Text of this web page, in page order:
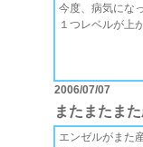
今度、病気にな
１つレベルが上
2006/07/07
またまたま
エンゼルがまた